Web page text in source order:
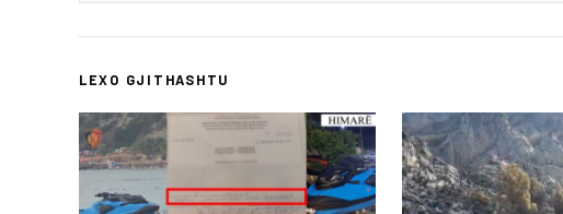
LEXO GJITHASHTU